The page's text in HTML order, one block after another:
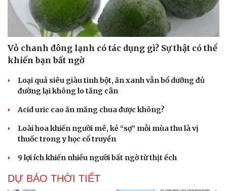
Vỏ chanh đông lạnh có tác dụng gì? Sự thật có thể
khiến bạn bất ngờ
Loại quả siêu giàu tinh bột, ăn xanh vẫn bổ dưỡng đủ
đường lại không lo tăng cân
Acid uric cao ăn măng chua được không?
Loài hoa khiến người mê, kẻ “sợ” mỗi mùa thu là vị
thuốc trong y học cổ truyền
9 lợi ích khiến nhiều người bất ngờ từ thịt ếch
DỰ BÁO THỜI TIẾT